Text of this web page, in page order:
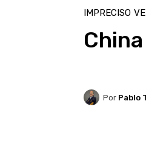
IMPRECISO
Por Pablo